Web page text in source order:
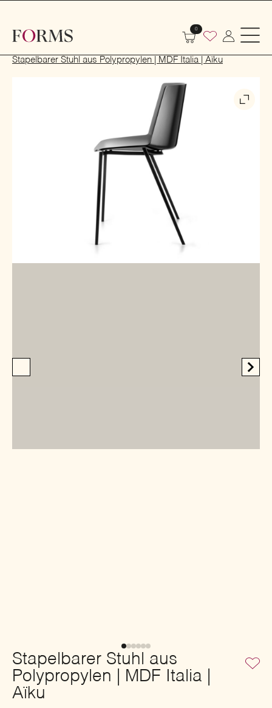
0
Stapelbarer Stuhl aus Polypropylen | MDF Italia | Aïku
Stapelbarer Stuhl aus
Polypropylen | MDF Italia |
Aïku